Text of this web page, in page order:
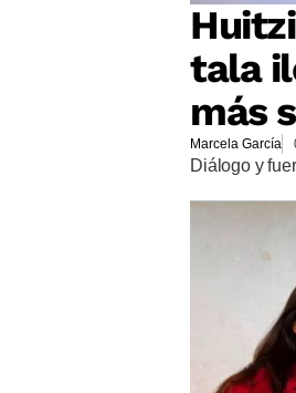
tala
más
Marcela García
Diálogo y